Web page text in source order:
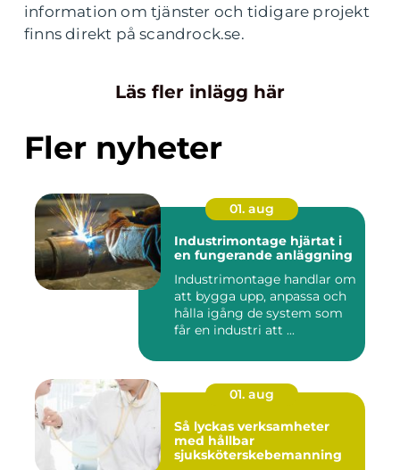
information om tjänster och tidigare projekt
finns direkt på scandrock.se.
Läs fler inlägg här
Fler nyheter
01. aug
Industrimontage hjärtat i
en fungerande anläggning
Industrimontage handlar om
att bygga upp, anpassa och
hålla igång de system som
får en industri att ...
01. aug
Så lyckas verksamheter
med hållbar
sjuksköterskebemanning